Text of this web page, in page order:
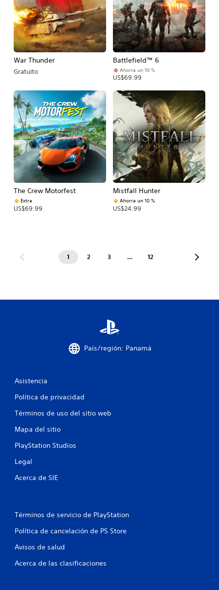
War Thunder
Gratuito
Battlefield™ 6
Ahorra un 10 %
US$69.99
The Crew Motorfest
Extra
US$69.99
Mistfall Hunter
Ahorra un 10 %
US$24.99
1 2 3 … 12
País/región: Panamá
Asistencia
Política de privacidad
Términos de uso del sitio web
Mapa del sitio
PlayStation Studios
Legal
Acerca de SIE
Términos de servicio de PlayStation
Política de cancelación de PS Store
Avisos de salud
Acerca de las clasificaciones